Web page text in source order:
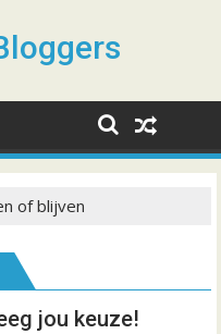
of blijven
jou keuze!